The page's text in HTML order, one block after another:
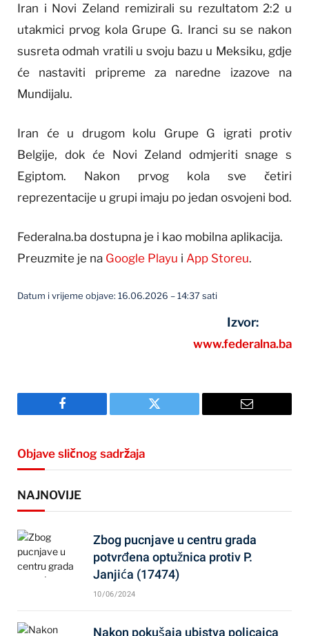
Iran i Novi Zeland remizirali su rezultatom 2:2 u
utakmici prvog kola Grupe G. Iranci su se nakon
susreta odmah vratili u svoju bazu u Meksiku, gdje
će nastaviti pripreme za naredne izazove na
Mundijalu.
Iran će u drugom kolu Grupe G igrati protiv
Belgije, dok će Novi Zeland odmjeriti snage s
Egiptom. Nakon prvog kola sve četiri
reprezentacije u grupi imaju po jedan osvojeni bod.
Federalna.ba dostupna je i kao mobilna aplikacija.
Preuzmite je na Google Playu i App Storeu.
Datum i vrijeme objave: 16.06.2026 – 14:37 sati
Izvor:
www.federalna.ba
Facebook Twitter Email
Objave sličnog sadržaja
NAJNOVIJE
Zbog pucnjave u centru grada
potvrđena optužnica protiv P.
Janjića (17474)
10/06/2024
Nakon pokušaja ubistva policajca